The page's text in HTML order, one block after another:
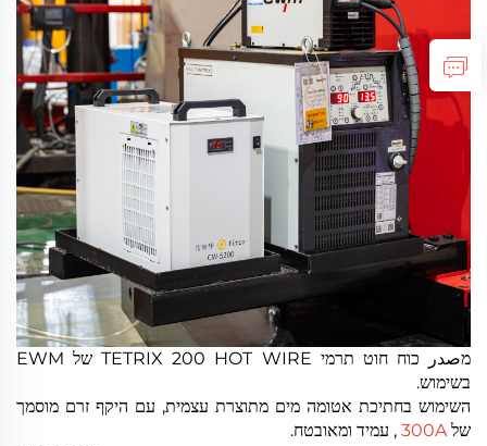
מصدر כוח חוט תרמי TETRIX 200 HOT WIRE של EWM
בשימוש.
השימוש בחתיכת אטומה מים מתוצרת עצמית, עם היקף זרם מוסמך
של300A , עמיד ומאובטח.